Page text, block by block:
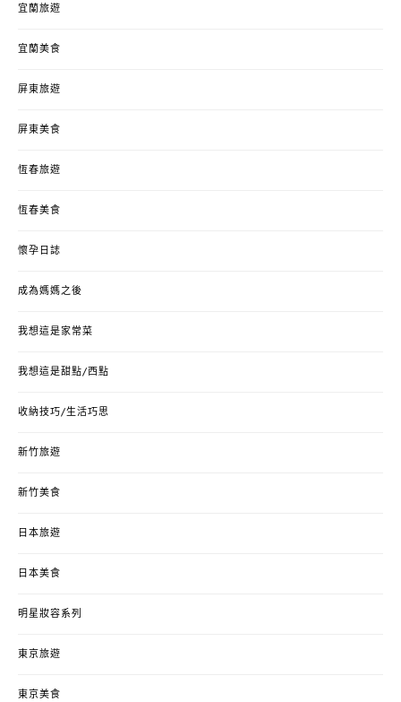
宜蘭旅遊
宜蘭美食
屏東旅遊
屏東美食
恆春旅遊
恆春美食
懷孕日誌
成為媽媽之後
我想這是家常菜
我想這是甜點/西點
收納技巧/生活巧思
新竹旅遊
新竹美食
日本旅遊
日本美食
明星妝容系列
東京旅遊
東京美食